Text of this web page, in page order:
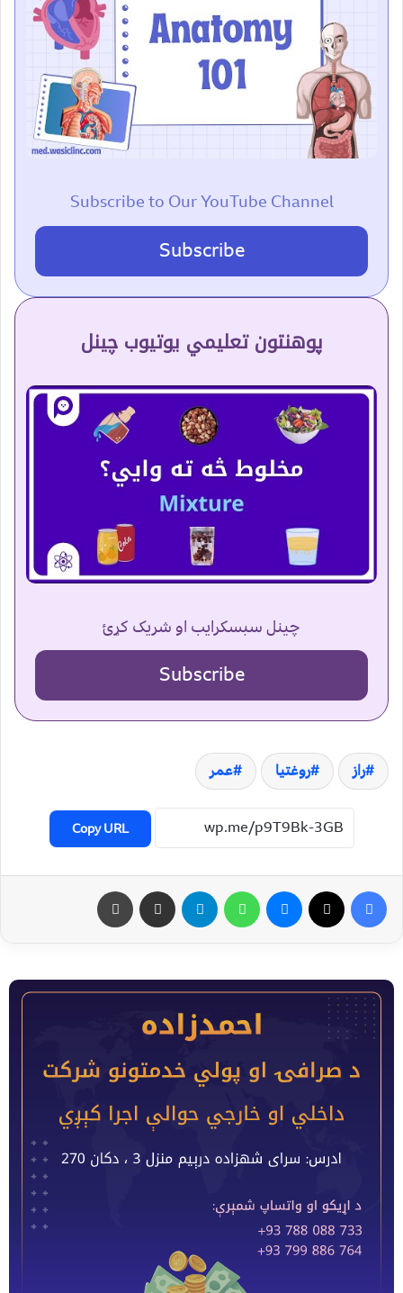
Subscribe to Our YouTube Channel
Subscribe
پوهنتون تعلیمي یوتیوب چینل
چینل سبسکرایب او شریک کړئ
Subscribe
راز روغتیا عمر
Copy URL